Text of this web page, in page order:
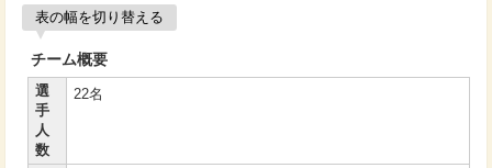
表の幅を切り替える
チーム概要
選
手
人
数
22名